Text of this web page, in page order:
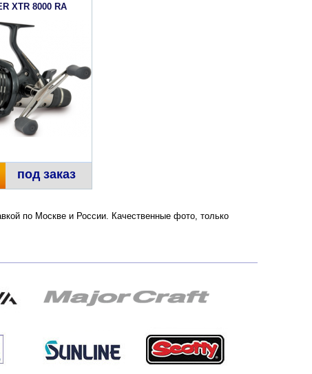
XTR 8000 RA
под заказ
по Москве и России. Качественные фото, только